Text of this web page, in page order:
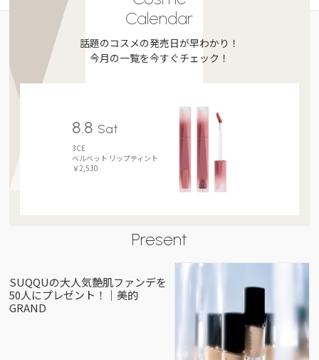
Calendar
話題のコスメの発売日が早わかり！
今月の一覧を今すぐチェック！
8.8 Sat
3CE
ベルベット リップティント
￥2,530
Present
SUQQUの大人気艶肌ファンデを
50人にプレゼント！｜美的
GRAND